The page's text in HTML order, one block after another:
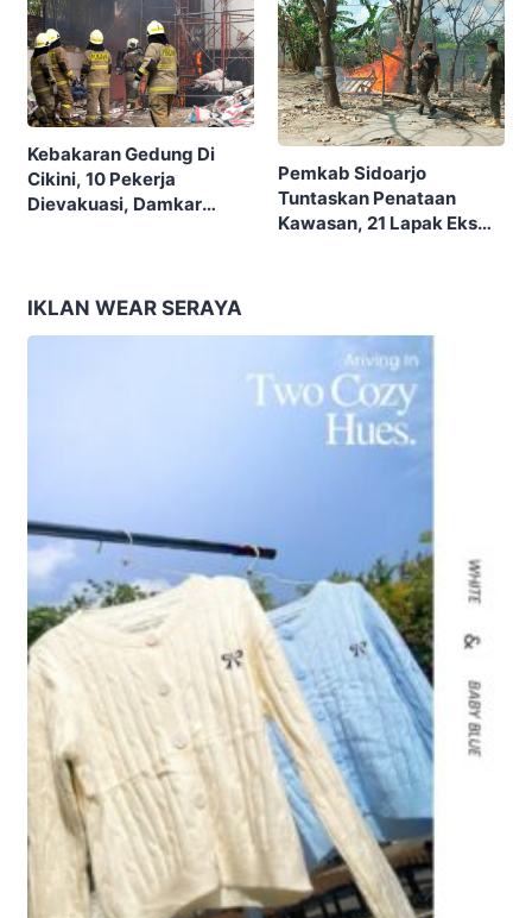
Kebakaran Gedung Di
Cikini, 10 Pekerja
Dievakuasi, Damkar
Pemkab Sidoarjo
Tuntaskan Penataan
Kawasan, 21 Lapak Eks
IKLAN WEAR SERAYA